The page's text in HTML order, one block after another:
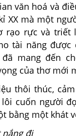
văn hoá và
XX mà một
rạo rực và triết
tài năng
mang đến
của thơ mới
thôi thúc,
lôi cuốn người
bằng một khát
nắng đi